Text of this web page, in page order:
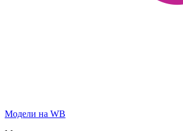
Модели на WB